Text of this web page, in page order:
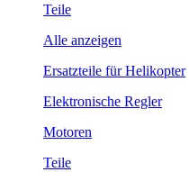
Teile
Alle anzeigen
Ersatzteile für Helikopter
Elektronische Regler
Motoren
Teile